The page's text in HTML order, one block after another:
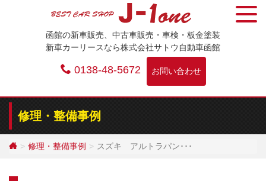
函館の新車販売、中古車販売・車検・板金塗装
新車カーリースなら株式会社サトウ自動車函館
0138-48-5672 お問い合わせ
修理・整備事例
修理・整備事例 スズキ アルトラパン･･･